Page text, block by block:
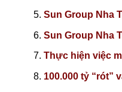
Sun Group Nha
Sun Group Nha
Thực hiện việc
100.000 tỷ “rót”